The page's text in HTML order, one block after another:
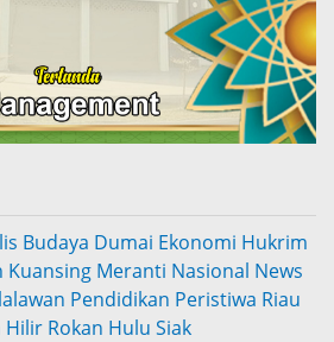
Budaya Dumai Ekonomi Hukrim
Kuansing Meranti Nasional News
Pendidikan Peristiwa Riau
Hilir Rokan Hulu Siak